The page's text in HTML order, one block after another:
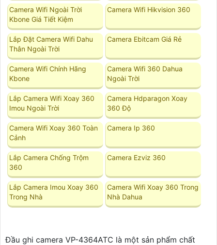
Camera Wifi Ngoài Trời
Kbone Giá Tiết Kiệm
Camera Wifi Hikvision 360
Lắp Đặt Camera Wifi Dahu
Thân Ngoài Trời
Camera Ebitcam Giá Rẻ
Camera Wifi Chính Hãng
Kbone
Camera Wifi 360 Dahua
Ngoài Trời
Lắp Camera Wifi Xoay 360
Imou Ngoài Trời
Camera Hdparagon Xoay
360 Độ
Camera Wifi Xoay 360 Toàn
Cảnh
Camera Ip 360
Lắp Camera Chống Trộm
360
Camera Ezviz 360
Lắp Camera Imou Xoay 360
Trong Nhà
Camera Wifi Xoay 360 Trong
Nhà Dahua
Đầu ghi camera VP-4364ATC là một sản phẩm chất